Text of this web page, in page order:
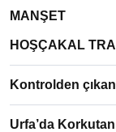
MANŞET
HOŞÇAKAL
Kontrolden
Urfa’da